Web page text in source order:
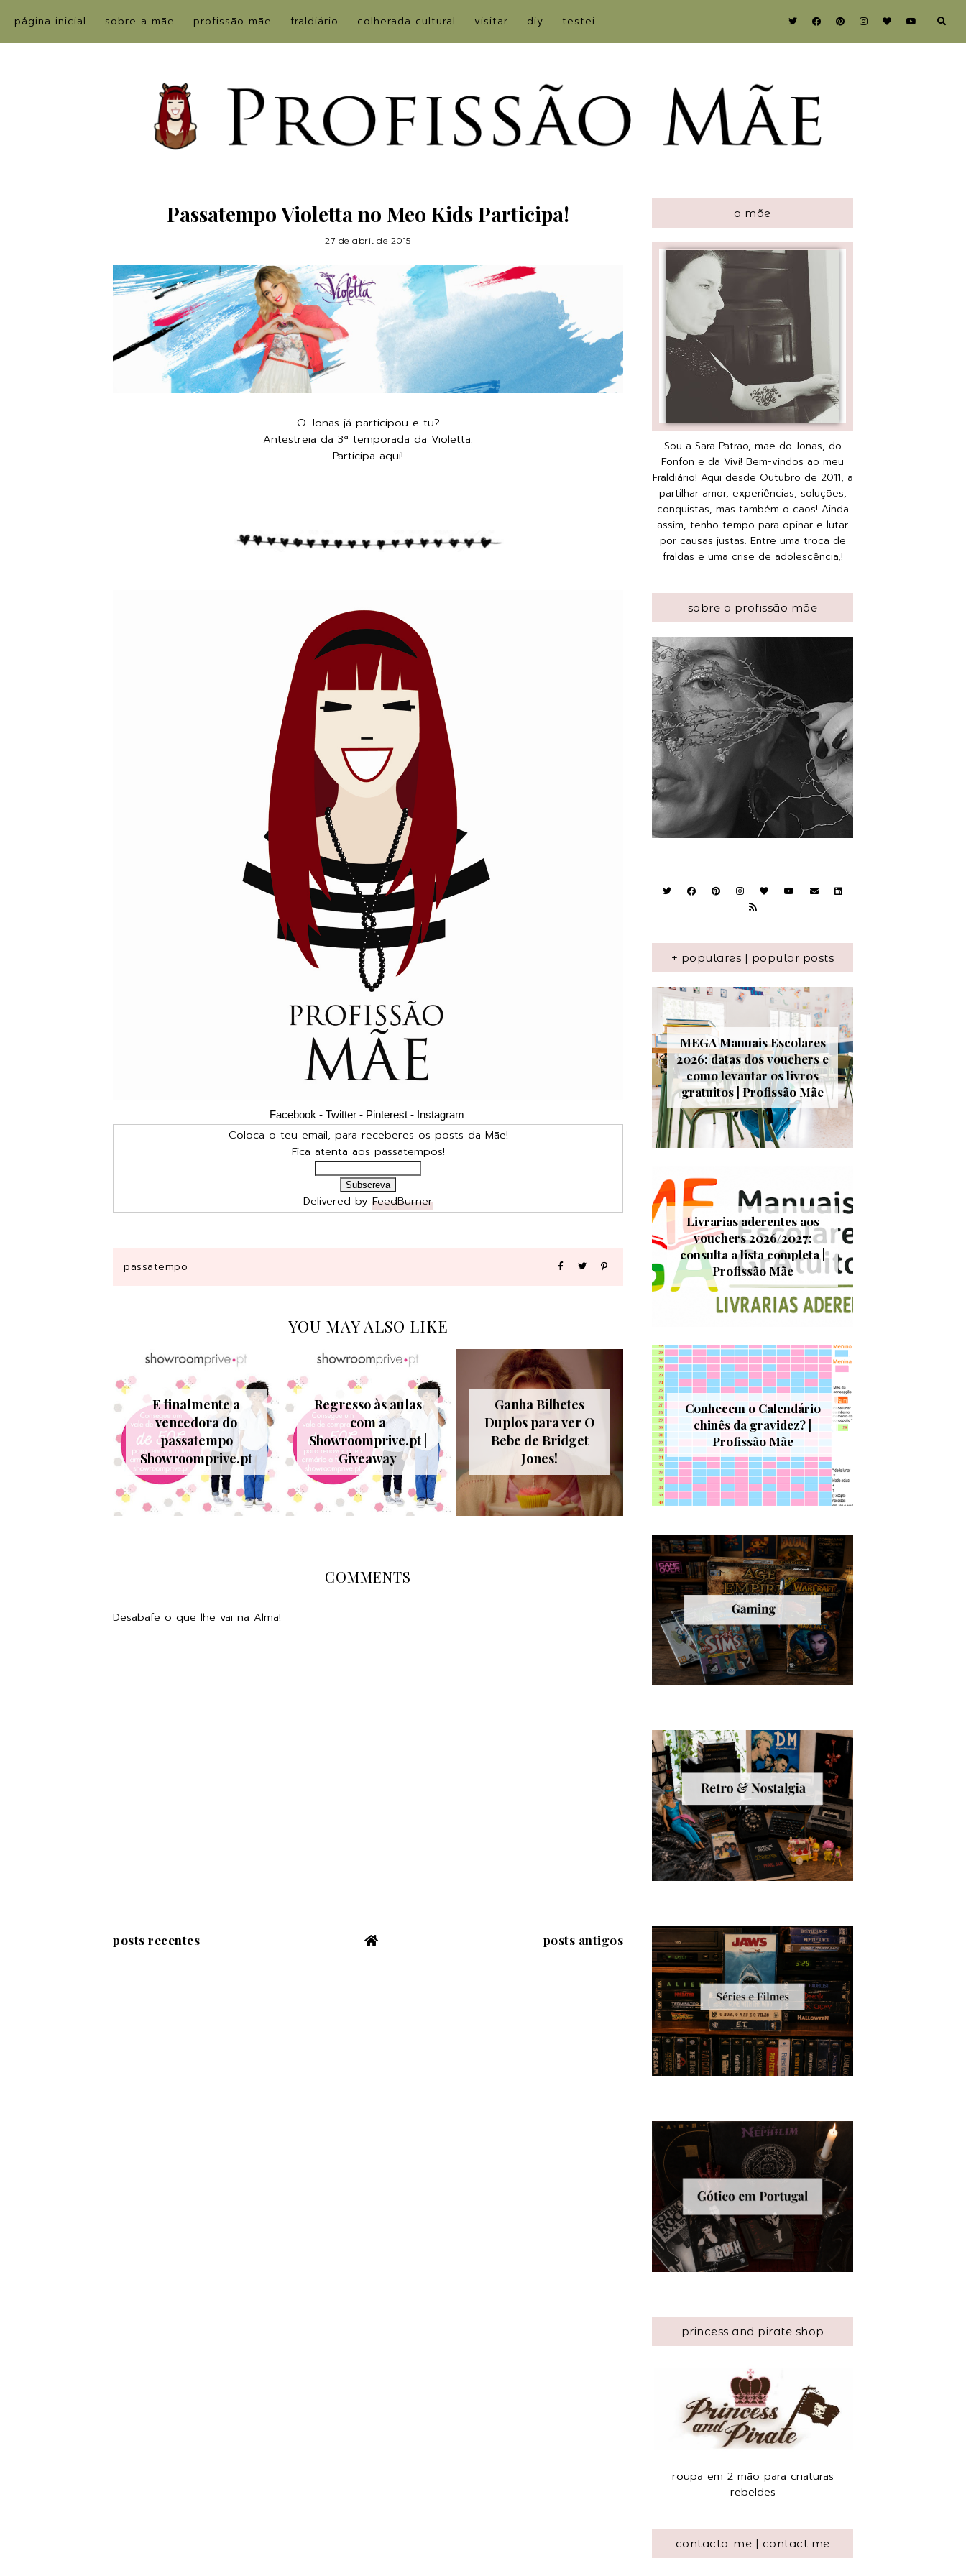
página inicial sobre a mãe profissão mãe fraldiário colherada cultural visitar diy testei
Passatempo Violetta no Meo Kids Participa!
27 de abril de 2015
O Jonas já participou e tu?
Antestreia da 3ª temporada da Violetta.
Participa aqui!
Facebook - Twitter- Pinterest- Instagram
Coloca o teu email, para receberes os posts da Mãe!
Fica atenta aos passatempos!
Delivered by FeedBurner
passatempo
YOU MAY ALSO LIKE
E finalmente a
vencedora do
passatempo
Showroomprive.pt
Regresso às aulas
com a
Showroomprive.pt |
Giveaway
Ganha Bilhetes
Duplos para ver O
Bebe de Bridget
Jones!
COMMENTS
Desabafe o que lhe vai na Alma!
posts recentes posts antigos
a mãe
Sou a Sara Patrão, mãe do Jonas, do
Fonfon e da Vivi! Bem-vindos ao meu
Fraldiário! Aqui desde Outubro de 2011, a
partilhar amor, experiências, soluções,
conquistas, mas também o caos! Ainda
assim, tenho tempo para opinar e lutar
por causas justas. Entre uma troca de
fraldas e uma crise de adolescência,!
sobre a profissão mãe
+ populares | popular posts
MEGA Manuais Escolares
2026: datas dos vouchers e
como levantar os livros
gratuitos | Profissão Mãe
Livrarias aderentes aos
vouchers 2026/2027:
consulta a lista completa |
Profissão Mãe
Conhecem o Calendário
chinês da gravidez? |
Profissão Mãe
princess and pirate shop
roupa em 2 mão para criaturas
rebeldes
contacta-me | contact me